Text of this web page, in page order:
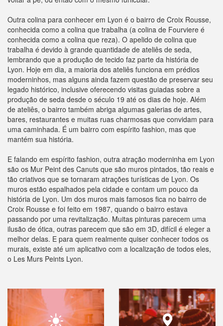
Outra colina para conhecer em Lyon é o bairro de Croix Rousse,
conhecida como a colina que trabalha (a colina de Fourviere é
conhecida como a colina que reza). O apelido de colina que
trabalha é devido à grande quantidade de ateliês de seda,
lembrando que a produção de tecido faz parte da história de
Lyon. Hoje em dia, a maioria dos ateliês funciona em prédios
moderninhos, mas alguns ainda fazem questão de preservar seu
legado histórico, inclusive oferecendo visitas guiadas sobre a
produção de seda desde o século 19 até os dias de hoje. Além
de ateliês, o bairro também abriga algumas galerias de artes,
bares, restaurantes e muitas ruas charmosas que convidam para
uma caminhada. É um bairro com espírito fashion, mas que
mantém sua história.
E falando em espírito fashion, outra atração moderninha em Lyon
são os Mur Peint des Canuts que são muros pintados, tão reais e
tão criativos que se tornaram atrações turísticas de Lyon. Os
muros estão espalhados pela cidade e contam um pouco da
história de Lyon. Um dos muros mais famosos fica no bairro de
Croix Rousse e foi feito em 1987, quando o bairro estava
passando por uma revitalização. Muitas pinturas parecem uma
ilusão de ótica, outras parecem que são em 3D, difícil é eleger a
melhor delas. E para quem realmente quiser conhecer todos os
murais, existe até um aplicativo com a localização de todos eles,
o Les Murs Peints Lyon.